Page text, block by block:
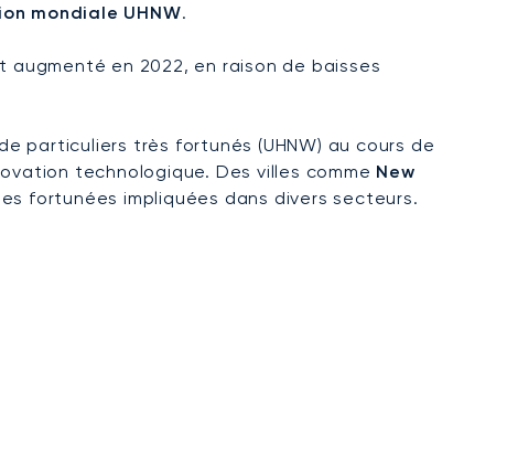
mondiale UHNW.
en 2022, en raison de baisses
particuliers très fortunés (UHNW) au cours de
technologique. Des villes comme New
fortunées impliquées dans divers secteurs.